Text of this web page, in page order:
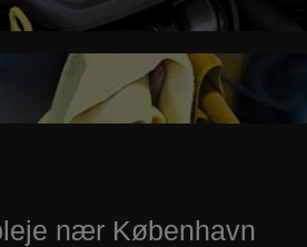
nær København